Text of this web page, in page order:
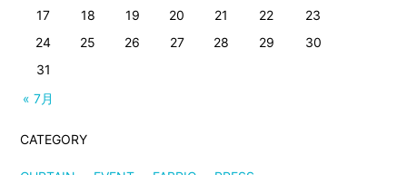
« 7月
17
18 19 20 21 22
23
24
25 26 27 28 29
30
31
CATEGORY